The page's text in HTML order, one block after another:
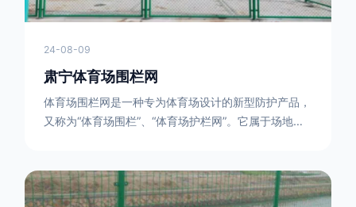
24-08-09
肃宁体育场围栏网
体育场围栏网是一种专为体育场设计的新型防护产品，
又称为“体育场围栏”、“体育场护栏网”。它属于场地围
整。体育场围栏网的材质有很多种，如钢丝绳网、聚酯
纤维网、玻璃纤维网等。不同材质的体育场围栏网具有